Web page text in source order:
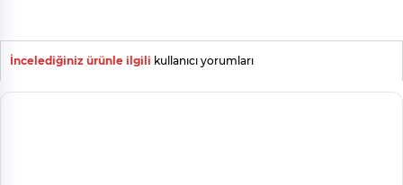
İncelediğiniz ürünle ilgili kullanıcı yorumları